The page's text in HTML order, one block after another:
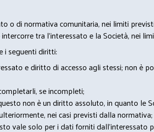
o di normativa comunitaria, nei limiti
tra l’interessato e la Società, nei
i seguenti diritti:
e diritto di accesso agli stessi; non è
se incompleti;
non è un diritto assoluto, in quanto
nei casi previsti dalla normativa;
vale solo per i dati forniti